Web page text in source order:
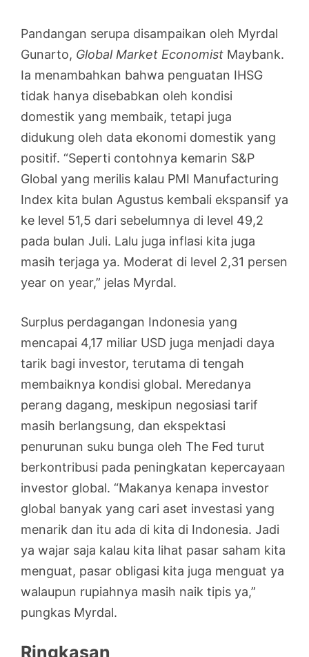
Pandangan serupa disampaikan oleh Myrdal
Gunarto, Global Market Economist Maybank.
Ia menambahkan bahwa penguatan IHSG
tidak hanya disebabkan oleh kondisi
domestik yang membaik, tetapi juga
didukung oleh data ekonomi domestik yang
positif. “Seperti contohnya kemarin S&P
Global yang merilis kalau PMI Manufacturing
Index kita bulan Agustus kembali ekspansif ya
ke level 51,5 dari sebelumnya di level 49,2
pada bulan Juli. Lalu juga inflasi kita juga
masih terjaga ya. Moderat di level 2,31 persen
year on year,” jelas Myrdal.
Surplus perdagangan Indonesia yang
mencapai 4,17 miliar USD juga menjadi daya
tarik bagi investor, terutama di tengah
membaiknya kondisi global. Meredanya
perang dagang, meskipun negosiasi tarif
masih berlangsung, dan ekspektasi
penurunan suku bunga oleh The Fed turut
berkontribusi pada peningkatan kepercayaan
investor global. “Makanya kenapa investor
global banyak yang cari aset investasi yang
menarik dan itu ada di kita di Indonesia. Jadi
ya wajar saja kalau kita lihat pasar saham kita
menguat, pasar obligasi kita juga menguat ya
walaupun rupiahnya masih naik tipis ya,”
pungkas Myrdal.
Ringkasan